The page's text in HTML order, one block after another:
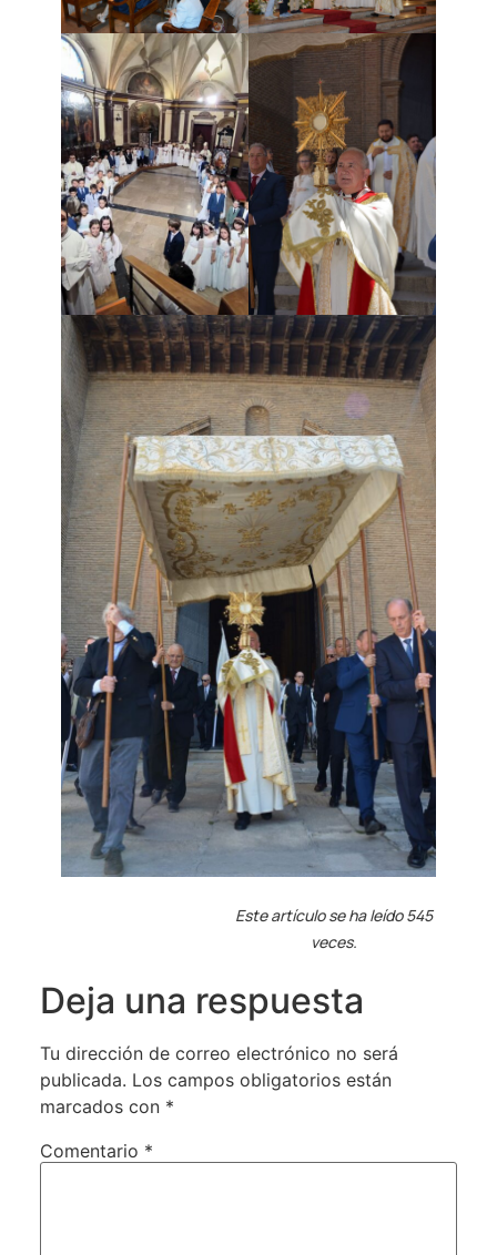
Este artículo se ha leído 545
veces.
Deja una respuesta
Tu dirección de correo electrónico no será
publicada. Los campos obligatorios están
marcados con *
Comentario *